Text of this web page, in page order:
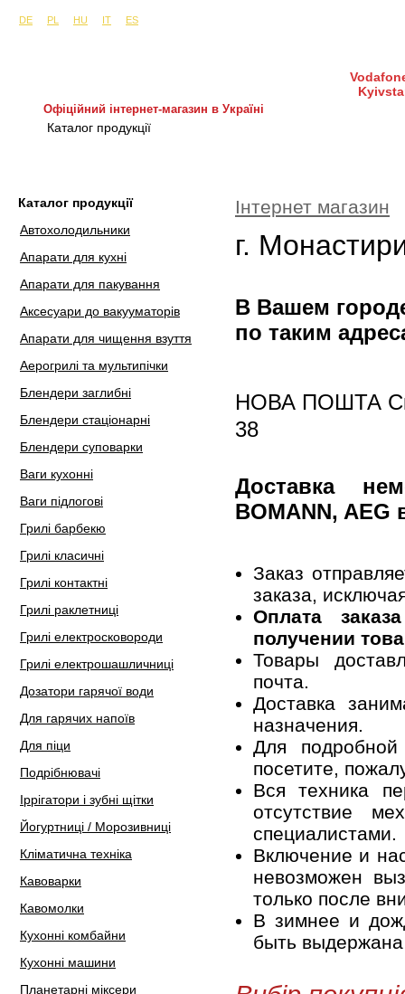
DE
PL HU IT ES
Офіційний інтернет-магазин в Україні
Каталог продукції
Каталог продукції
Автохолодильники
Апарати для кухні
Апарати для пакування
Аксесуари до вакууматорів
Апарати для чищення взуття
Аерогрилі та мультипічки
Блендери заглибні
Блендери стаціонарні
Блендери суповарки
Ваги кухонні
Ваги підлогові
Грилі барбекю
Грилі класичні
Грилі контактні
Грилі раклетниці
Грилі електросковороди
Грилі електрошашличниці
Дозатори гарячої води
Для гарячих напоїв
Для піци
Подрібнювачі
Іррігатори і зубні щітки
Йогуртниці / Морозивниці
Кліматична техніка
Кавоварки
Кавомолки
Кухонні комбайни
Кухонні машини
Планетарні міксери
Інтернет магазин
г.
В Вашем
по таким
НОВА ПОШТА
38
Доставка
BOMANN,
Заказ
заказа,
Оплата
получении
Товары
почта.
Доставка
назначения.
Для
посетите,
Вся техника
отсутствие
специалистами.
Включение и
невозможен
только после
В зимнее и
быть